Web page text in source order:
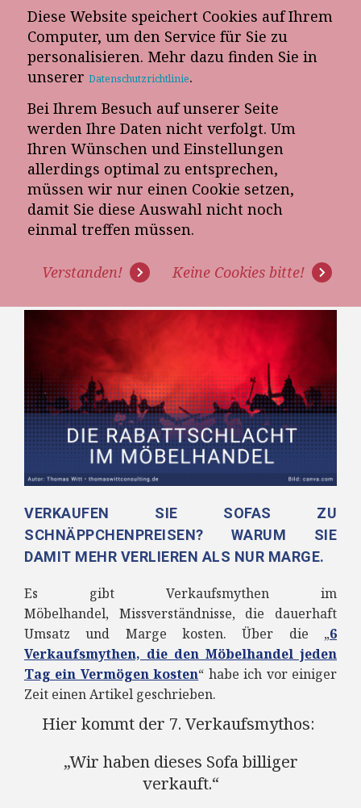
Diese Website speichert Cookies auf Ihrem
Computer, um den Service für Sie zu
personalisieren. Mehr dazu finden Sie in
unserer Datenschutzrichtlinie.
Bei Ihrem Besuch auf unserer Seite
werden Ihre Daten nicht verfolgt. Um
Ihren Wünschen und Einstellungen
allerdings optimal zu entsprechen,
müssen wir nur einen Cookie setzen,
damit Sie diese Auswahl nicht noch
einmal treffen müssen.
Verstanden! Keine Cookies bitte!
E-Mail-Newsletter
Telefon-Termin
MÜSSEN MÖBELHÄNDLER SICH
ZWISCHEN MARGE UND
MARKTANTEIL ENTSCHEIDEN?
VERKAUFEN SIE SOFAS ZU
SCHNÄPPCHENPREISEN? WARUM SIE
DAMIT MEHR VERLIEREN ALS NUR MARGE.
Es gibt Verkaufsmythen im
Möbelhandel, Missverständnisse, die dauerhaft
Umsatz und Marge kosten. Über die „6
Verkaufsmythen, die den Möbelhandel jeden
Tag ein Vermögen kosten“ habe ich vor einiger
Zeit einen Artikel geschrieben.
Hier kommt der 7. Verkaufsmythos:
„Wir haben dieses Sofa billiger
verkauft.“